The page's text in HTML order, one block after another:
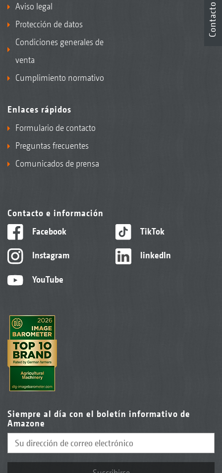
Aviso legal
Protección de datos
Condiciones generales de
venta
Cumplimiento normativo
Enlaces rápidos
Formulario de contacto
Preguntas frecuentes
Comunicados de prensa
Contacto e información
Facebook
Instagram
YouTube
TikTok
linkedIn
Siempre al día con el boletín informativo de
Amazone
Contacto